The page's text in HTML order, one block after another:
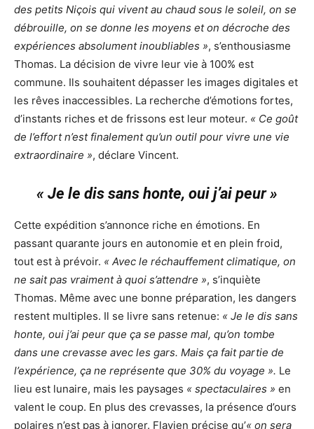
des petits Niçois qui vivent au chaud sous le soleil, on se
débrouille, on se donne les moyens et on décroche des
expériences absolument inoubliables », s’enthousiasme
Thomas. La décision de vivre leur vie à 100% est
commune. Ils souhaitent dépasser les images digitales et
les rêves inaccessibles. La recherche d’émotions fortes,
d’instants riches et de frissons est leur moteur. « Ce goût
de l’effort n’est finalement qu’un outil pour vivre une vie
extraordinaire », déclare Vincent.
« Je le dis sans honte, oui j’ai peur »
Cette expédition s’annonce riche en émotions. En
passant quarante jours en autonomie et en plein froid,
tout est à prévoir. « Avec le réchauffement climatique, on
ne sait pas vraiment à quoi s’attendre », s’inquiète
Thomas. Même avec une bonne préparation, les dangers
restent multiples. Il se livre sans retenue: « Je le dis sans
honte, oui j’ai peur que ça se passe mal, qu’on tombe
dans une crevasse avec les gars. Mais ça fait partie de
l’expérience, ça ne représente que 30% du voyage ». Le
lieu est lunaire, mais les paysages « spectaculaires » en
valent le coup. En plus des crevasses, la présence d’ours
polaires n’est pas à ignorer. Flavien précise qu’« on sera